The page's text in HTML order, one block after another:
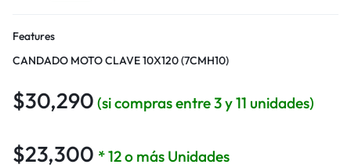
Features
CANDADO MOTO CLAVE 10X120 (7CMH10)
$30,290 (si compras entre 3 y 11 unidades)
$23,300 * 12 o más Unidades